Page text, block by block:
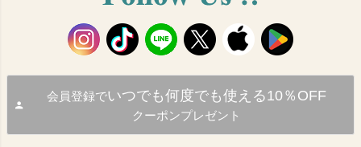
会員登録でいつでも何度でも使える10％OFF
クーポンプレゼント